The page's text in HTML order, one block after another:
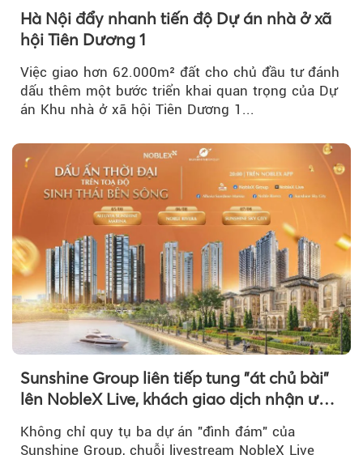
Hà Nội đẩy nhanh tiến độ Dự án nhà ở xã
hội Tiên Dương 1
Việc giao hơn 62.000m² đất cho chủ đầu tư đánh
dấu thêm một bước triển khai quan trọng của Dự
án Khu nhà ở xã hội Tiên Dương 1...
Sunshine Group liên tiếp tung "át chủ bài"
lên NobleX Live, khách giao dịch nhận ưu
Không chỉ quy tụ ba dự án "đình đám" của
Sunshine Group, chuỗi livestream NobleX Live